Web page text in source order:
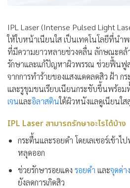
IPL Laser (Intense Pulsed Light
ให้ใบหน้าเนียนใส เป็นเทคโนโลยีที่นำ
ที่มีความยาวหลายช่วงคลื่น ลักษณะคล้
รักษาและแก้ปัญหาผิวพรรณ ช่วยฟื้นฟู
จากการทำร้ายของแสงแดดลดสิว ฝ้า กร
และรูขุมขนเรียบเนียนกระชับขึ้นพร้อม
เจนและอิลาสตินใต้ผิวหนังแลดูเนียนใ
IPL Laser สามารถรักษาอะไรได้บ้าง
กระตื้นและรอยดำ โดยเลเซอร์เข้า
หลุดออก
ช่วยรักษารอยแดง รอยดำ และจุดด่า
ยังลดการเกิดสิว